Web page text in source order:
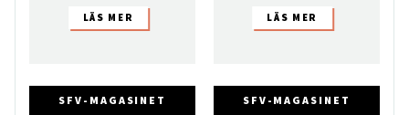
SFV-MAGASINET SFV-MAGASINET